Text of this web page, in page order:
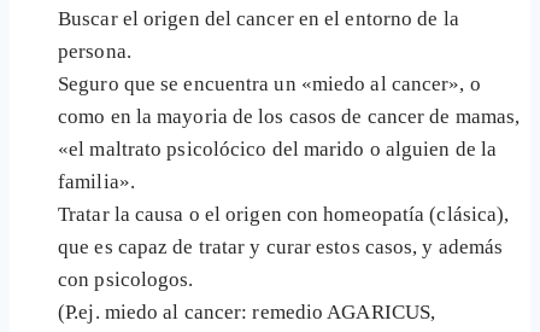
Buscar el origen del cancer en el entorno de la
persona.
Seguro que se encuentra un «miedo al cancer», o
como en la mayoria de los casos de cancer de mamas,
«el maltrato psicolócico del marido o alguien de la
familia».
Tratar la causa o el origen con homeopatía (clásica),
que es capaz de tratar y curar estos casos, y además
con psicologos.
(P.ej. miedo al cancer: remedio AGARICUS,